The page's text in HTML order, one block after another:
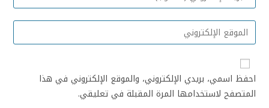
احفظ اسمي، بريدي الإلكتروني، والموقع الإلكتروني في هذا
المتصفح لاستخدامها المرة المقبلة في تعليقي.